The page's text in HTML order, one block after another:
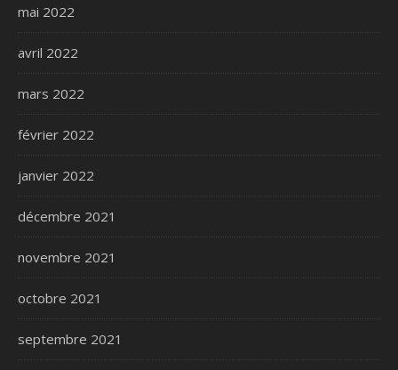
mai 2022
avril 2022
mars 2022
février 2022
janvier 2022
décembre 2021
novembre 2021
octobre 2021
septembre 2021